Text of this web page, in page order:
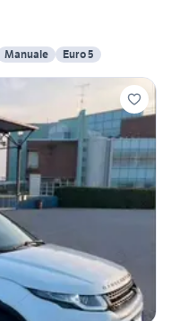
Manuale Euro 5